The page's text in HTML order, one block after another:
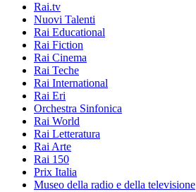
Rai.tv
Nuovi Talenti
Rai Educational
Rai Fiction
Rai Cinema
Rai Teche
Rai International
Rai Eri
Orchestra Sinfonica
Rai World
Rai Letteratura
Rai Arte
Rai 150
Prix Italia
Museo della radio e della televisione